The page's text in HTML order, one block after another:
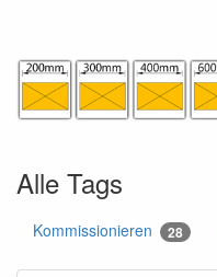
Alle Tags
Kommissionieren 28